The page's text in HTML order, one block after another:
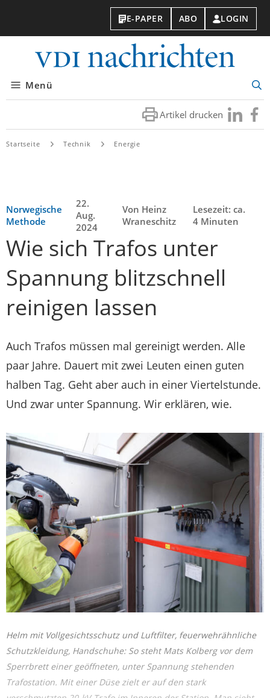
E-PAPER ABO LOGIN
Menü
Artikel drucken Besuchen
Sie
Sie
Startseite Technik Energie
Norwegische
Methode
22.
Aug.
2024
Von Heinz
Wraneschitz
Lesezeit: ca.
4 Minuten
Wie sich Trafos unter
Spannung blitzschnell
reinigen lassen
Auch Trafos müssen mal gereinigt werden. Alle
paar Jahre. Dauert mit zwei Leuten einen guten
halben Tag. Geht aber auch in einer Viertelstunde.
Und zwar unter Spannung. Wir erklären, wie.
Helm mit Vollgesichtsschutz und Luftfilter, feuerwehrähnliche
Schutzkleidung, Handschuhe: So steht Mats Kolberg vor dem
Sperrbrett einer geöffneten, unter Spannung stehenden
Trafostation. Mit einer Düse zielt er auf den stark